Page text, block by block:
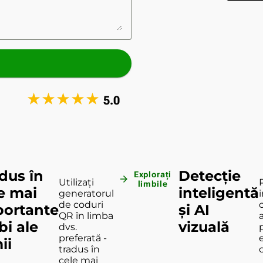
★★★★★ 5.0
în
mai
ale
Utilizați
generatorul
de coduri
QR în limba
dvs.
preferată -
tradus în
cele mai
arrow_forward
Explorați
limbile
Detecție
inteligentă
și AI
vizuală